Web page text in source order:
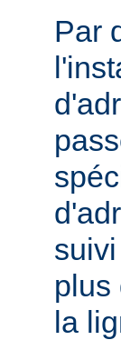
Par
plus
la